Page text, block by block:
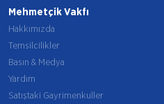
Mehmetçik Vakfı
Hakkımızda
Temsilcilikler
Basın & Medya
Yardım
Satıştaki Gayrimenkuller